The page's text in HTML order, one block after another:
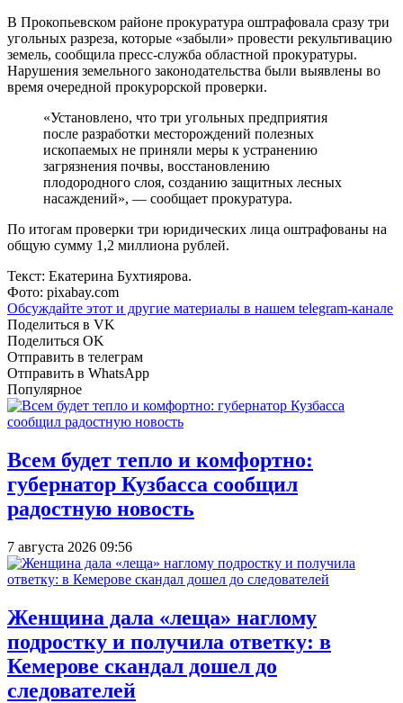
В Прокопьевском районе прокуратура оштрафовала сразу три
угольных разреза, которые «забыли» провести рекультивацию
земель, сообщила пресс-служба областной прокуратуры.
Нарушения земельного законодательства были выявлены во
время очередной прокурорской проверки.
«Установлено, что три угольных предприятия
после разработки месторождений полезных
ископаемых не приняли меры к устранению
загрязнения почвы, восстановлению
плодородного слоя, созданию защитных лесных
насаждений», — сообщает прокуратура.
По итогам проверки три юридических лица оштрафованы на
общую сумму 1,2 миллиона рублей.
Текст: Екатерина Бухтиярова.
Фото: pixabay.com
Обсуждайте этот и другие материалы в нашем telegram-канале
Поделиться в VK
Поделиться OK
Отправить в телеграм
Отправить в WhatsApp
Популярное
Всем будет тепло и комфортно:
губернатор Кузбасса сообщил
радостную новость
7 августа 2026 09:56
Женщина дала «леща» наглому
подростку и получила ответку: в
Кемерове скандал дошел до
следователей